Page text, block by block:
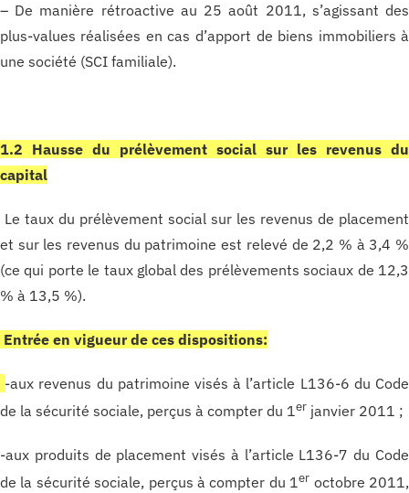
– De manière rétroactive au 25 août 2011, s’agissant des
plus-values réalisées en cas d’apport de biens immobiliers à
une société (SCI familiale).
1.2 Hausse du prélèvement social sur les revenus du
capital
Le taux du prélèvement social sur les revenus de placement
et sur les revenus du patrimoine est relevé de 2,2 % à 3,4 %
(ce qui porte le taux global des prélèvements sociaux de 12,3
% à 13,5 %).
Entrée en vigueur de ces dispositions:
-aux revenus du patrimoine visés à l’article L136-6 du Code
de la sécurité sociale, perçus à compter du 1erjanvier 2011 ;
-aux produits de placement visés à l’article L136-7 du Code
de la sécurité sociale, perçus à compter du 1er octobre 2011,